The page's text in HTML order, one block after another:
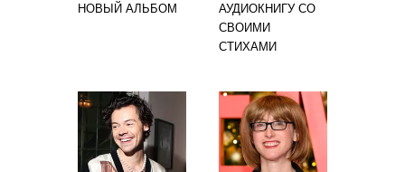
НОВЫЙ АЛЬБОМ
АУДИОКНИГУ СО
СВОИМИ
СТИХАМИ